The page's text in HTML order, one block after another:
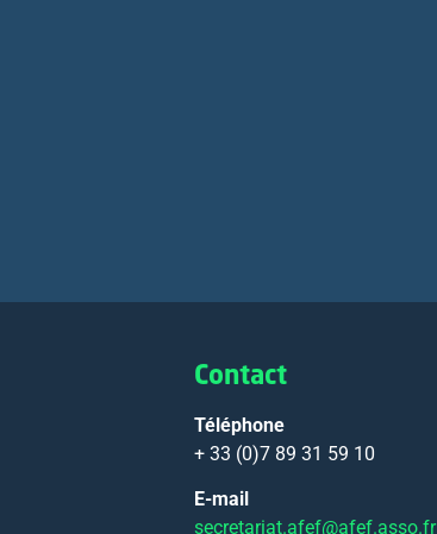
Contact
Téléphone
+ 33 (0)7 89 31 59 10
E-mail
secretariat.afef@afef.asso.fr